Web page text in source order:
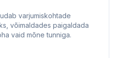
varjumiskohtade
võimaldades paigaldada
vaid mõne tunniga.